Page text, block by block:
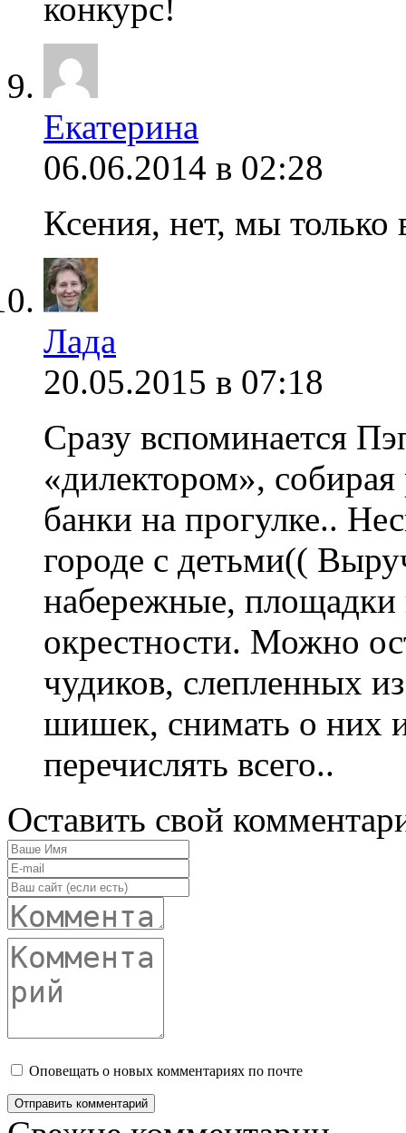
конкурс!
Екатерина
06.06.2014 в 02:28
Ксения, нет, мы
Лада
20.05.2015 в 07:18
Сразу вспоминается
«дилектором»,
банки на прогулке..
городе с детьми((
набережные, площадки
окрестности. Можно
чудиков, слепленных
шишек, снимать о них
перечислять всего..
Оставить свой
Оповещать о новых комментариях по почте